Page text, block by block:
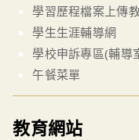
學習歷程檔案上傳
學生生涯輔導網
學校申訴專區(輔導
午餐菜單
教育網站